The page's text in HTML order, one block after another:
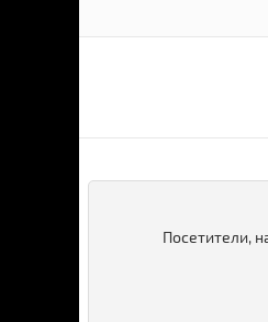
Посетители,